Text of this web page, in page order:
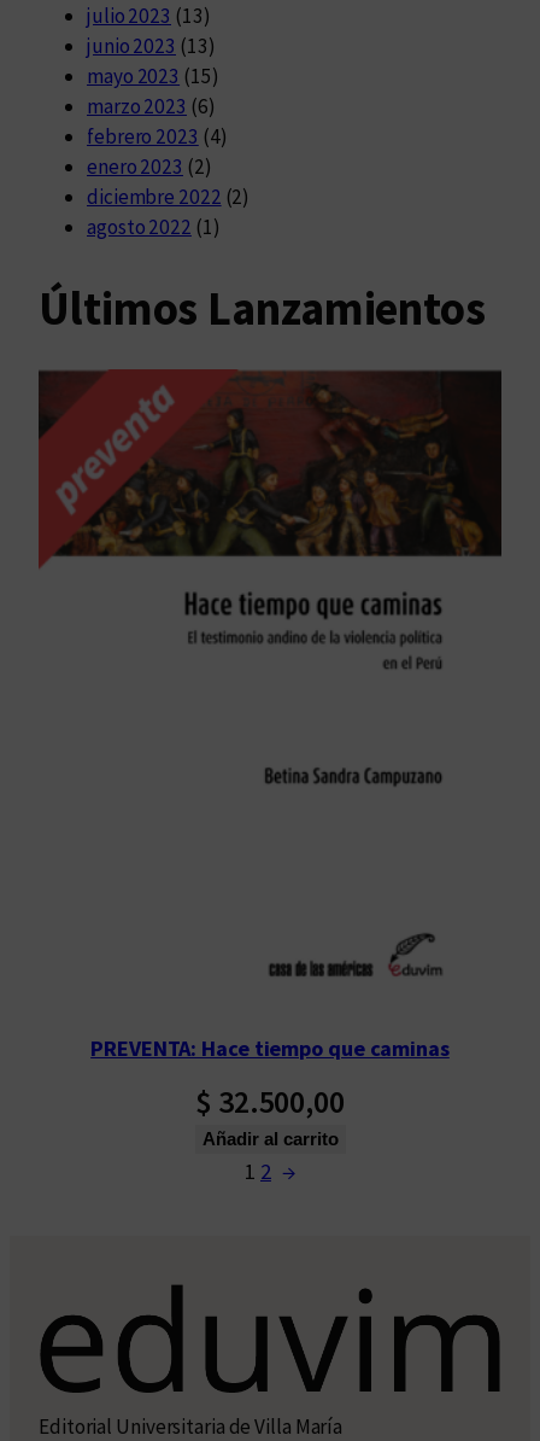
julio 2023 (13)
junio 2023 (13)
mayo 2023 (15)
marzo 2023 (6)
febrero 2023 (4)
enero 2023 (2)
diciembre 2022 (2)
agosto 2022 (1)
Últimos Lanzamientos
PREVENTA: Hace tiempo que caminas
$ 32.500,00
Añadir al carrito
1 2 →
Editorial Universitaria de Villa María